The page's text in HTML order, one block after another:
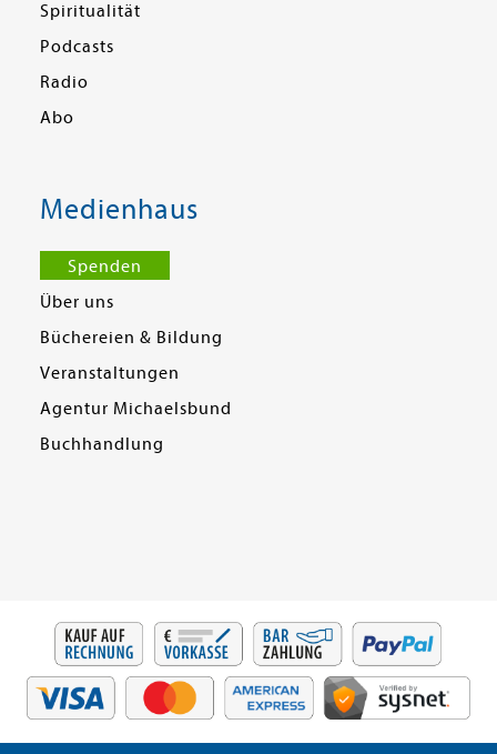
Spiritualität
Podcasts
Radio
Abo
Medienhaus
Spenden
Über uns
Büchereien & Bildung
Veranstaltungen
Agentur Michaelsbund
Buchhandlung